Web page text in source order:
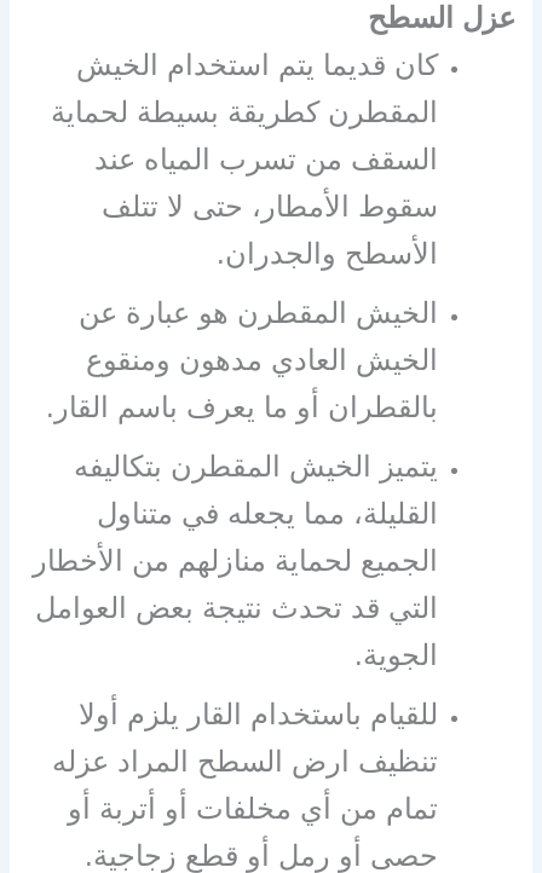
عزل السطح
كان قديما يتم استخدام الخيش
المقطرن كطريقة بسيطة لحماية
السقف من تسرب المياه عند
سقوط الأمطار، حتى لا تتلف
الأسطح والجدران.
الخيش المقطرن هو عبارة عن
الخيش العادي مدهون ومنقوع
بالقطران أو ما يعرف باسم القار.
يتميز الخيش المقطرن بتكاليفه
القليلة، مما يجعله في متناول
الجميع لحماية منازلهم من الأخطار
التي قد تحدث نتيجة بعض العوامل
الجوية.
للقيام باستخدام القار يلزم أولا
تنظيف ارض السطح المراد عزله
تمام من أي مخلفات أو أتربة أو
حصى أو رمل أو قطع زجاجية.